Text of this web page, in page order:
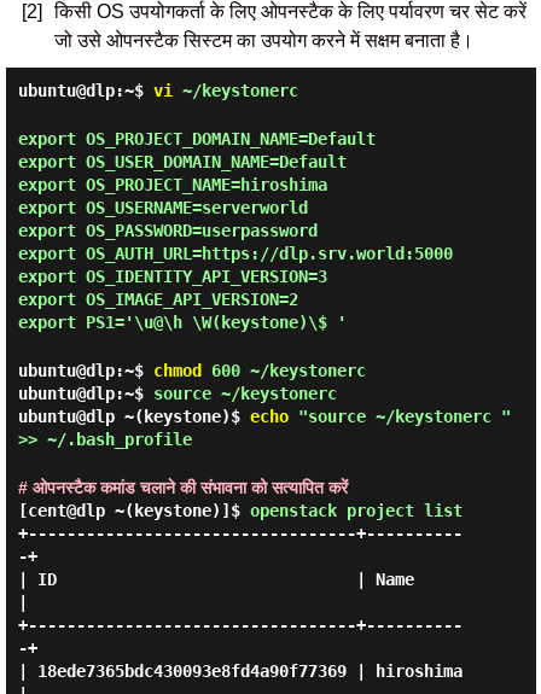
[2]
किसी OS उपयोगकर्ता के लिए ओपनस्टैक के लिए पर्यावरण चर सेट करें
जो उसे ओपनस्टैक सिस्टम का उपयोग करने में सक्षम बनाता है।
ubuntu@dlp:~$ vi ~/keystonerc
export OS_PROJECT_DOMAIN_NAME=Default
export OS_USER_DOMAIN_NAME=Default
export OS_PROJECT_NAME=hiroshima
export OS_USERNAME=serverworld
export OS_PASSWORD=userpassword
export OS_AUTH_URL=https://dlp.srv.world:5000
export OS_IDENTITY_API_VERSION=3
export OS_IMAGE_API_VERSION=2
export PS1='\u@\h \W(keystone)\$ '
ubuntu@dlp:~$ chmod 600 ~/keystonerc
ubuntu@dlp:~$ source ~/keystonerc
ubuntu@dlp ~(keystone)$ echo"source ~/keystonerc "
>> ~/.bash_profile
# ओपनस्टैक कमांड चलाने की संभावना को सत्यापित करें
[cent@dlp ~(keystone)]$ openstack project list
+----------------------------------+----------
-+
| ID                               | Name
+----------------------------------+----------
-+
| 18ede7365bdc430093e8fd4a90f77369 | hiroshima